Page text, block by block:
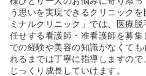
引しているスタッフも多数在
◆現場での看護師業務だけで
第で「店舗リーダー」「イン
「カウンセラー」「運営本部
キャリアチェンジが可能です！
◆ノルマは一切ございませんが
う思いを実現できるクリニック
ミナルクリニック」では、医療
任せする看護師・准看護師を募
での経験や美容の知識がなくて
れるまでは丁寧に指導しますの
じっくり成長していけます。